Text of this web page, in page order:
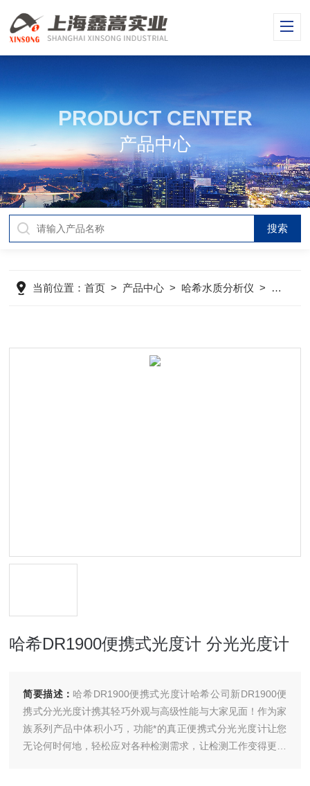
PRODUCT CENTER
产品中心
当前位置：首页 > 产品中心 > 哈希水质分析仪 > 哈希分
哈希DR1900便携式光度计 分光光度计
简要描述： 哈希DR1900便携式光度计哈希公司新DR1900便
携式分光光度计携其轻巧外观与高级性能与大家见面！作为家
族系列产品中体积小巧，功能*的真正便携式分光光度计让您
无论何时何地，轻松应对各种检测需求，让检测工作变得更快